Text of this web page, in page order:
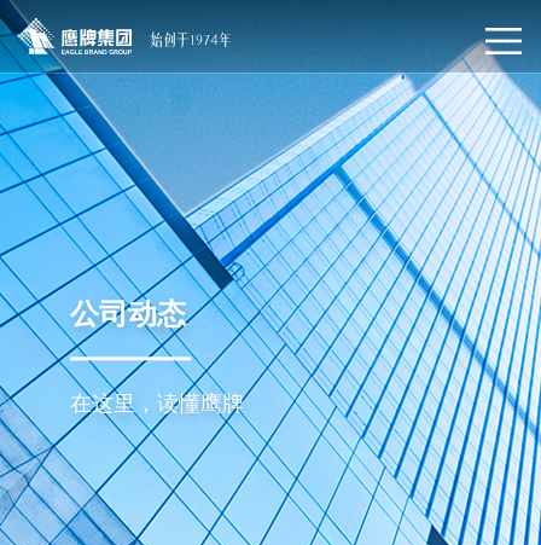
公司动态
在这里，读懂鹰牌